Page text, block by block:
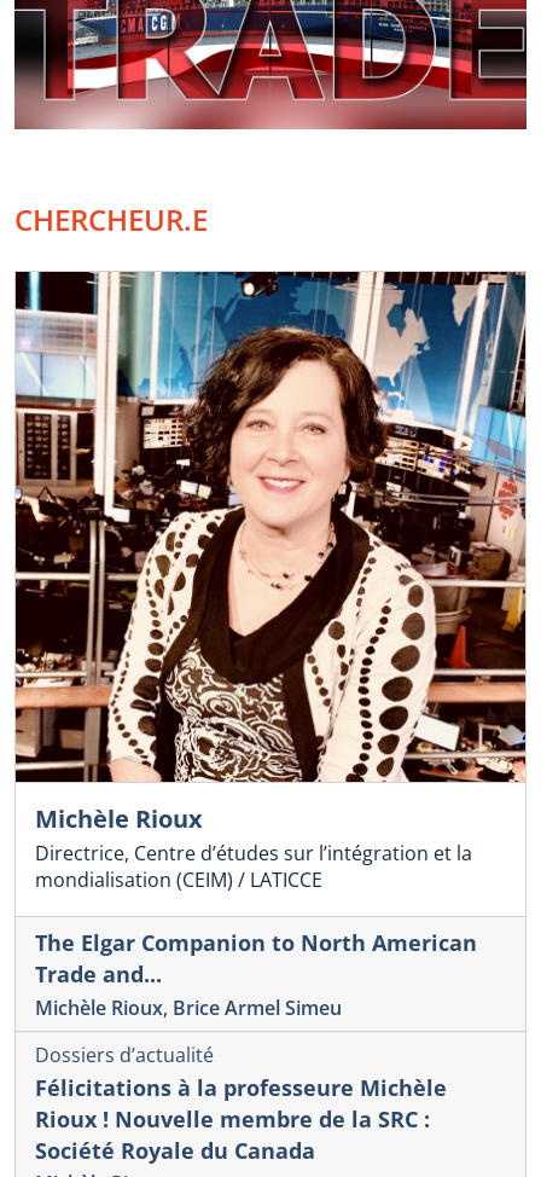
CHERCHEUR.E
Michèle Rioux
Directrice, Centre d’études sur l’intégration et la
mondialisation (CEIM) / LATICCE
The Elgar Companion to North American
Trade and...
Michèle Rioux, Brice Armel Simeu
Dossiers d’actualité
Félicitations à la professeure Michèle
Rioux ! Nouvelle membre de la SRC :
Société Royale du Canada